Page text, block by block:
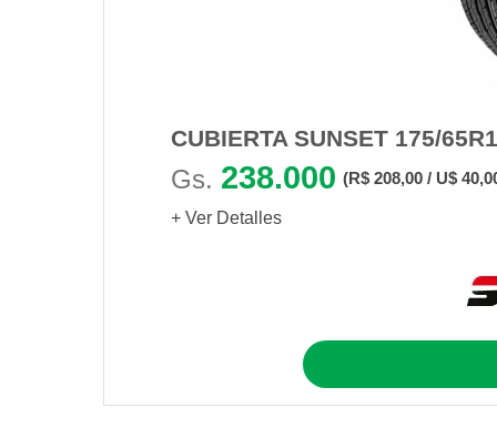
CUBIERTA SUNSET 175/
Gs. 238.000 (R$ 208,00 / U$
+ Ver Detalles